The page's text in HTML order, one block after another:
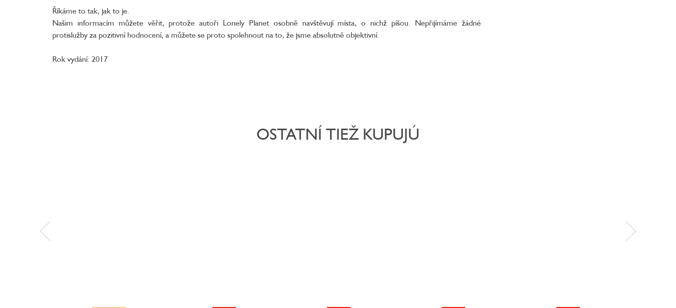
Říkáme to tak, jak to je.
Našim informacím můžete věřit, protože autoři Lonely Planet osobně navštěvují místa, o nichž píšou. Nepřijímáme žádné
protislužby za pozitivní hodnocení, a můžete se proto spolehnout na to, že jsme absolutně objektivní.
Rok vydání: 2017
OSTATNÍ TIEŽ KUPUJÚ